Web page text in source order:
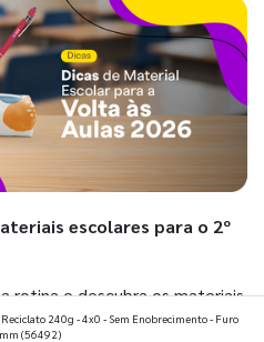
escolares para o 2º
rotina e descubra os materiais
começar o segundo
240g - 4x0 - Sem Enobrecimento - Furo
(56492)